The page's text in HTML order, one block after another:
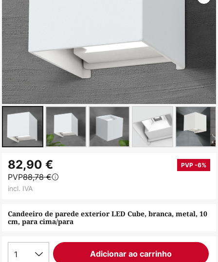
para
início
Galeria
de
imagens
Candeeiro de parede exterior LED Cube, branca, metal, 10
cm, para cima/para
82,90 € PVP -6%
PVP88,78 €
incl. IVA
1 Adicionar ao carrinho